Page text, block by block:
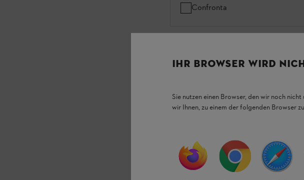
Confronta
IHR BROWSER WIRD
Sie nutzen einen Browser, den wir noch
wir Ihnen, zu einem der folgenden Browser